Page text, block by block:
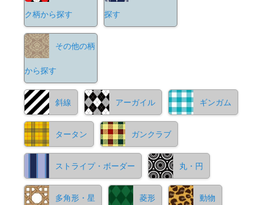
ク柄から探す 探す
その他の柄
から探す
斜線 アーガイル ギンガム
タータン ガンクラブ
ストライプ・ボーダー 丸・円
多角形・星 菱形 動物